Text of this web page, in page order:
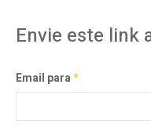
Envie este link
Email para*